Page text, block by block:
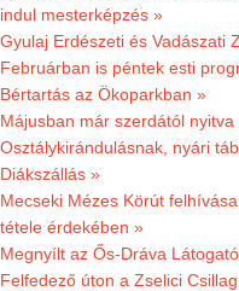
indul mesterképzés »
Gyulaj Erdészeti és Vadászati
Februárban is péntek esti
Bértartás az Ökoparkban »
Májusban már szerdától
Osztálykirándulásnak, nyári
Diákszállás »
Mecseki Mézes Körút
tétele érdekében »
Megnyílt az Ős-Dráva
Felfedező úton a Zselici